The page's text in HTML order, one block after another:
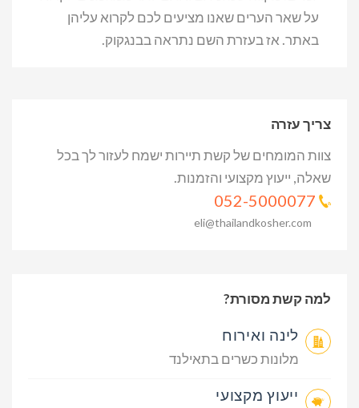
על שאר הערים שאנו מציעים לכם לקרוא עליהן
באתר. אז בעזרת השם נתראה בבנגקוק.
צריך עזרה
צוות המומחים של קשת תיירות ישמח לעזור לך בכל
שאלה, ייעוץ מקצועי והזמנות.
eli@thailandkosher.com
למה קשת מסורת?
לינה ואירוח
מלונות כשרים בתאילנד
ייעוץ מקצועי